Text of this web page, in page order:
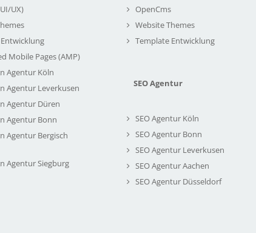
UX)
Mobile Pages (AMP)
Agentur Köln
Agentur Leverkusen
Agentur Düren
Agentur Bonn
Agentur Bergisch
Agentur Siegburg
OpenCms
Website Themes
Template Entwicklung
SEO Agentur
SEO Agentur Köln
SEO Agentur Bonn
SEO Agentur Leverkusen
SEO Agentur Aachen
SEO Agentur Düsseldorf